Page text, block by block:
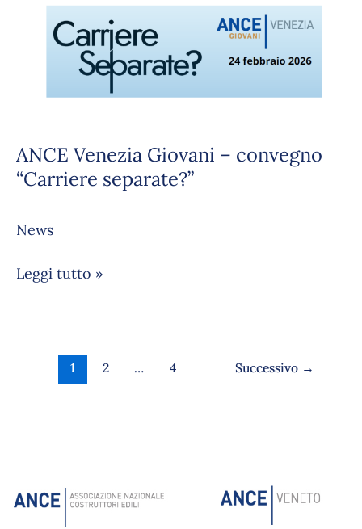
ANCE Venezia Giovani – convegno
“Carriere separate?”
News
Venezia
Giovani
Leggi tutto »
1 2 … 4 Successivo →